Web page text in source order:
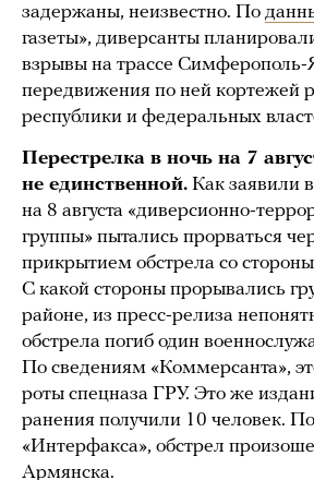
задержаны, неизвестно. По
газеты», диверсанты
взрывы на трассе Симферополь-
передвижения по ней кортежей
республики и федеральных
Перестрелка в ночь на 7
не единственной. Как заявили
на 8 августа «диверсионно-
группы» пытались прорваться
прикрытием обстрела со
С какой стороны прорывались
районе, из пресс-релиза
обстрела погиб один
По сведениям «Коммерсанта»,
роты спецназа ГРУ. Это же
ранения получили 10 человек.
«Интерфакса», обстрел
Армянска.